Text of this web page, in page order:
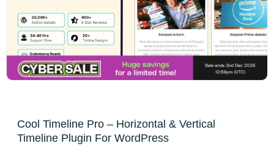
Cool Timeline Pro – Horizontal & Vertical
Timeline Plugin For WordPress